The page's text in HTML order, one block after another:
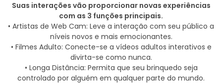
Suas interações vão proporcionar novas experiências
com as 3 funções principais.
• Artistas de Web Cam: Leve a interação com seu público a
níveis novos e mais emocionantes.
• Filmes Adulto: Conecte-se a vídeos adultos interativos e
divirta-se como nunca.
• Longa Distância: Permita que seu brinquedo seja
controlado por alguém em qualquer parte do mundo.